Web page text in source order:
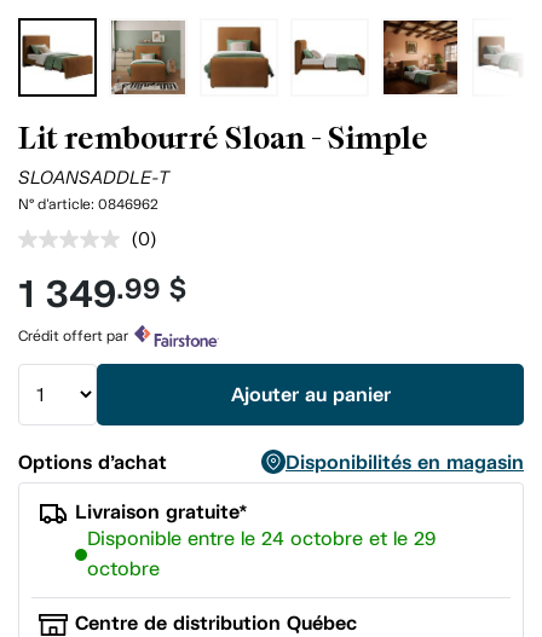
Lit rembourré Sloan - Simple
SLOANSADDLE-T
N° d'article: 0846962
Aucune
pour
ce
produit.
Lien
vers
page.
(0)
1 349.99 $
Crédit offert par
Ajouter au panier
Options d’achat
Disponibilités en magasin
Livraison gratuite*
Disponible entre le 24 octobre et le 29
octobre
Centre de distribution Québec